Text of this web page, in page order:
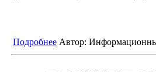
Подробнее Автор: